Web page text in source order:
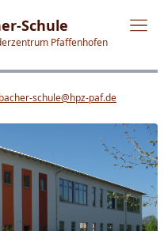
Schule
Pfaffenhofen
schule@hpz-paf.de